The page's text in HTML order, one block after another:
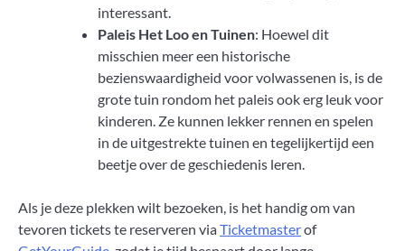
interessant.
Paleis Het Loo en Tuinen: Hoewel dit
misschien meer een historische
bezienswaardigheid voor volwassenen is, is de
grote tuin rondom het paleis ook erg leuk voor
kinderen. Ze kunnen lekker rennen en spelen
in de uitgestrekte tuinen en tegelijkertijd een
beetje over de geschiedenis leren.
Als je deze plekken wilt bezoeken, is het handig om van
tevoren tickets te reserveren viaTicketmasterof